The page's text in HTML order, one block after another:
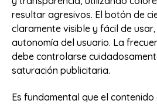
resultar agresivos. El botón de
claramente visible y fácil de
autonomía del usuario. La
debe controlarse
saturación publicitaria.
Es fundamental que el